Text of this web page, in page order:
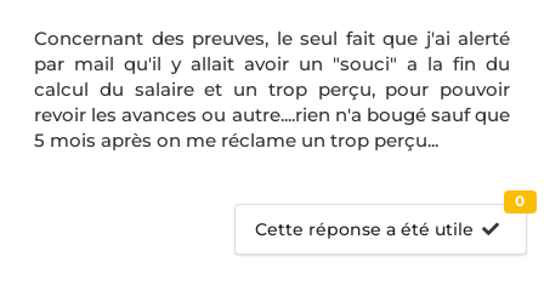
Concernant des preuves, le seul fait que j'ai alerté
par mail qu'il y allait avoir un "souci" a la fin du
calcul du salaire et un trop perçu, pour pouvoir
revoir les avances ou autre....rien n'a bougé sauf que
5 mois après on me réclame un trop perçu...
Cette réponse a été utile
0